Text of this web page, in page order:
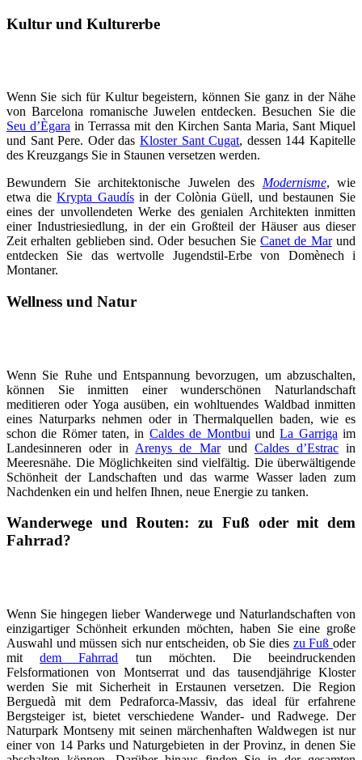
Kultur und Kulturerbe
Wenn Sie sich für Kultur begeistern, können Sie ganz in der Nähe
von Barcelona romanische Juwelen entdecken. Besuchen Sie die
Seu d’Ègara in Terrassa mit den Kirchen Santa Maria, Sant Miquel
und Sant Pere. Oder das Kloster Sant Cugat, dessen 144 Kapitelle
des Kreuzgangs Sie in Staunen versetzen werden.
Bewundern Sie architektonische Juwelen des​​​​​​ Modernisme, wie
etwa dieKrypta Gaudísin der Colònia Güell, und bestaunen Sie
eines der unvollendeten Werke des genialen Architekten inmitten
einer Industriesiedlung, in der ein Großteil der Häuser aus dieser
Zeit erhalten geblieben sind. Oder besuchen SieCanet de Marund
entdecken Sie das wertvolle Jugendstil-Erbe von Domènech i
Montaner.
Wellness und Natur
Wenn Sie Ruhe und Entspannung bevorzugen, um abzuschalten,
können Sie inmitten einer wunderschönen Naturlandschaft
meditieren oder Yoga ausüben, ein wohltuendes Waldbad inmitten
eines Naturparks nehmen oder in Thermalquellen baden, wie es
schon die Römer taten, in Caldes de Montbui undLa Garriga im
Landesinneren oder in Arenys de Marund Caldes d’Estracin
Meeresnähe. Die Möglichkeiten sind vielfältig. Die überwältigende
Schönheit der Landschaften und das warme Wasser laden zum
Nachdenken ein und helfen Ihnen, neue Energie zu tanken.
Wanderwege und Routen: zu Fuß oder mit dem
Fahrrad​​​​​​​?
Wenn Sie hingegen lieber Wanderwege und Naturlandschaften von
einzigartiger Schönheit erkunden möchten, haben Sie eine große
Auswahl und müssen sich nur entscheiden, ob Sie dies zu Fußoder
mitdem Fahrrad tun möchten. Die beeindruckenden
Felsformationen von Montserrat und das tausendjährige Kloster
werden Sie mit Sicherheit in Erstaunen versetzen. Die Region
Berguedà mit dem Pedraforca-Massiv, das ideal für erfahrene
Bergsteiger ist, bietet verschiedene Wander- und Radwege. Der
Naturpark Montseny mit seinen märchenhaften Waldwegen ist nur
einer von 14 Parks und Naturgebieten in der Provinz, in denen Sie